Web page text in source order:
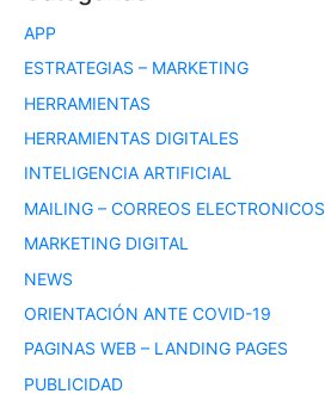
APP
ESTRATEGIAS – MARKETING
HERRAMIENTAS
HERRAMIENTAS DIGITALES
INTELIGENCIA ARTIFICIAL
MAILING – CORREOS ELECTRONICOS
MARKETING DIGITAL
NEWS
ORIENTACIÓN ANTE COVID-19
PAGINAS WEB – LANDING PAGES
PUBLICIDAD